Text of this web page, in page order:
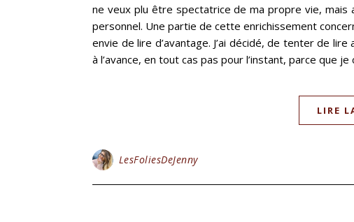
ne veux plu être spectatrice de ma propre vie, mais
personnel. Une partie de cette enrichissement
envie de lire d’avantage. J’ai décidé, de tenter de
à l’avance, en tout cas pas pour l’instant, parce que
LIRE
LesFoliesDeJenny